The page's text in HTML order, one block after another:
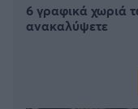
6 γραφικά χωριά
ανακαλύψετε